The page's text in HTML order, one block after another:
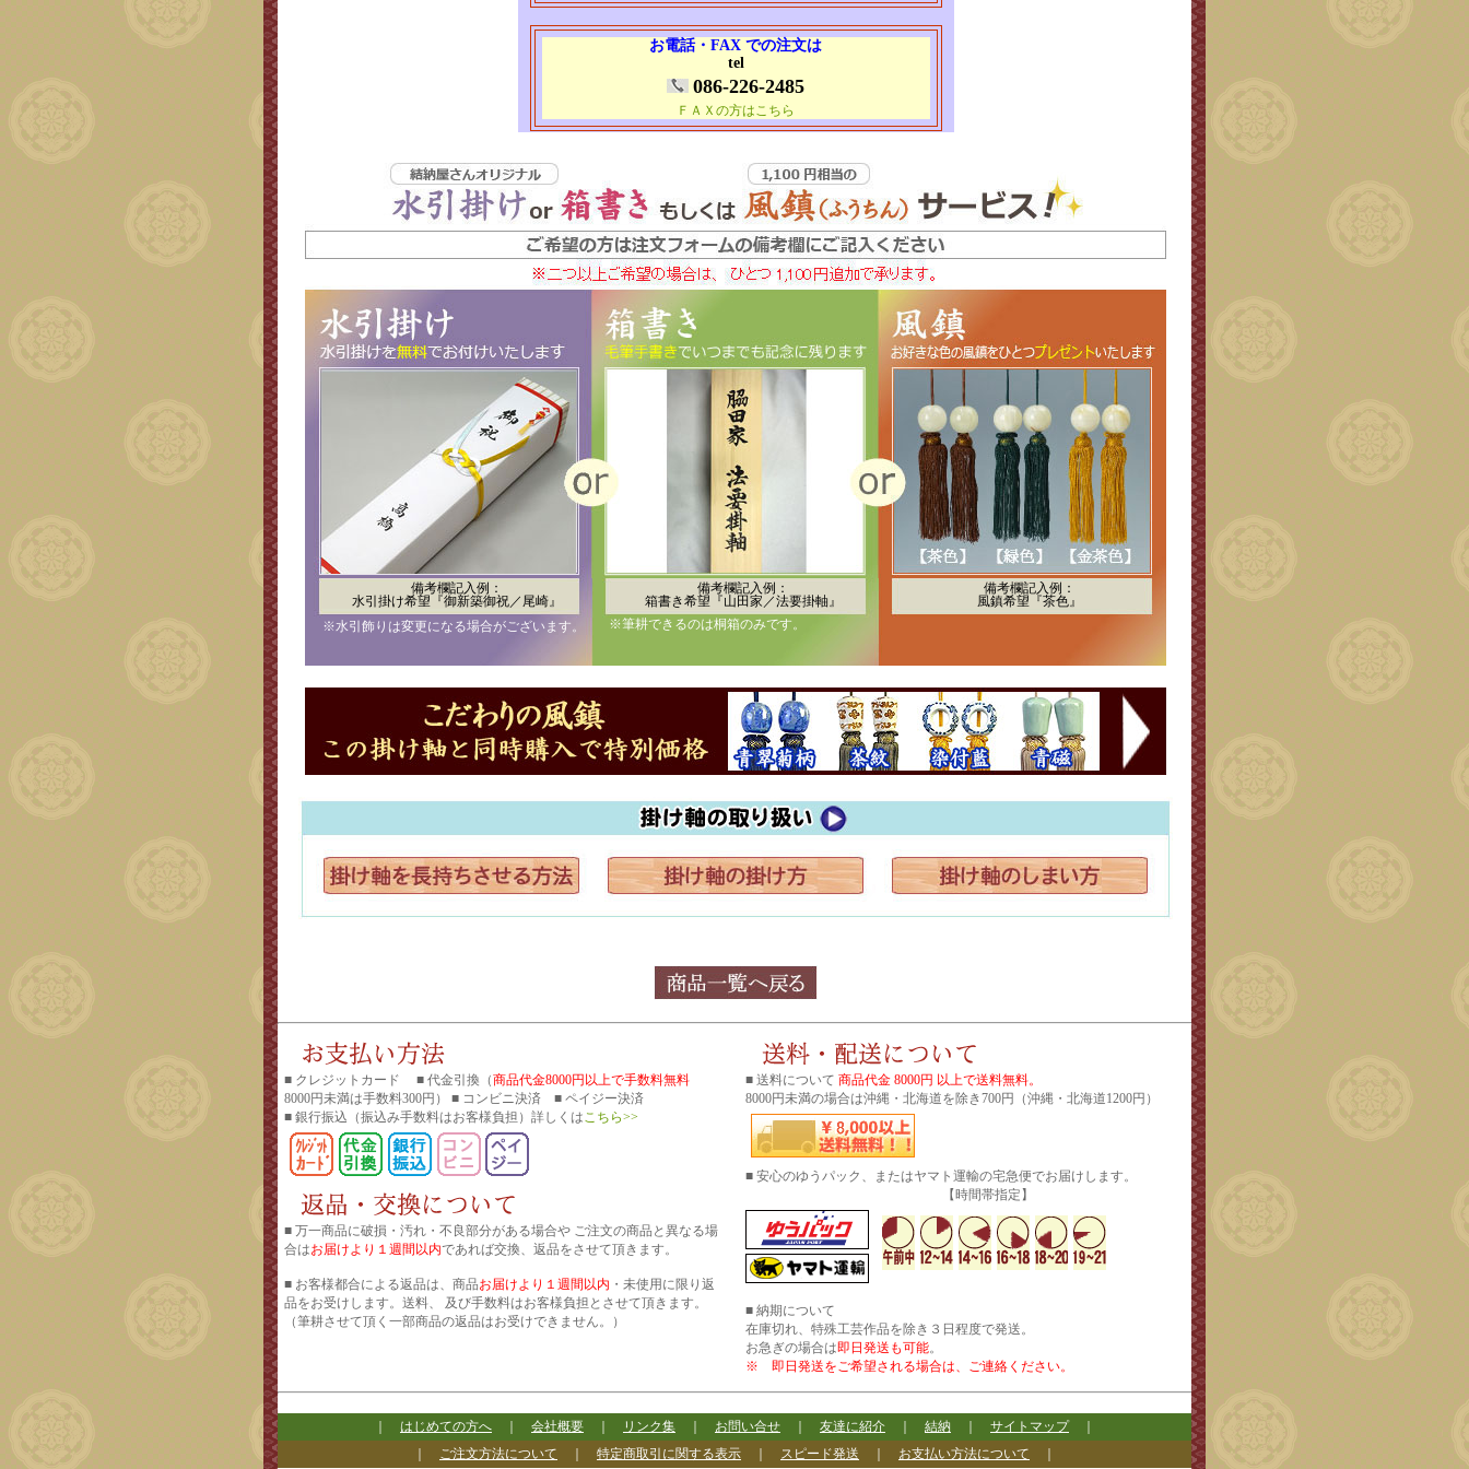
お電話・FAX での注文は
tel
086-226-2485
ＦＡＸの方はこちら
備考欄記入例：
水引掛け希望『御新築御祝／尾崎』
備考欄記入例：
箱書き希望『山田家／法要掛軸』
備考欄記入例：
風鎮希望『茶色』
※水引飾りは変更になる場合がございます。
※筆耕できるのは桐箱のみです。
■ クレジットカード ■ 代金引換（商品代金8000円以上で手数料無料
8000円未満は手数料300円） ■ コンビニ決済 ■ ペイジー決済
■ 銀行振込 （振込み手数料はお客様負担）詳しくはこちら>>
■ 万一商品に破損・汚れ・不良部分がある場合や ご注文の商品と異なる場
合はお届けより１週間以内であれば交換、返品をさせて頂きます。
■ お客様都合による返品は、商品お届けより１週間以内 ・未使用に限り返
品をお受けします。送料、 及び手数料はお客様負担とさせて頂きます。
（筆耕させて頂く一部商品の返品はお受けできません。）
■ 送料について 商品代金 8000円 以上で送料無料。
8000円未満の場合は沖縄・北海道を除き700円（沖縄・北海道1200円）
■ 安心のゆうパック、またはヤマト運輸の宅急便でお届けします。
【時間帯指定】
■ 納期について
在庫切れ、特殊工芸作品を除き３日程度で発送。
お急ぎの場合は即日発送も可能。
※ 即日発送をご希望される場合は、ご連絡ください。
はじめての方へ 会社概要 リンク集 お問い合せ 友達に紹介 結納 サイトマップ｜
ご注文方法について 特定商取引に関する表示 スピード発送 お支払い方法について